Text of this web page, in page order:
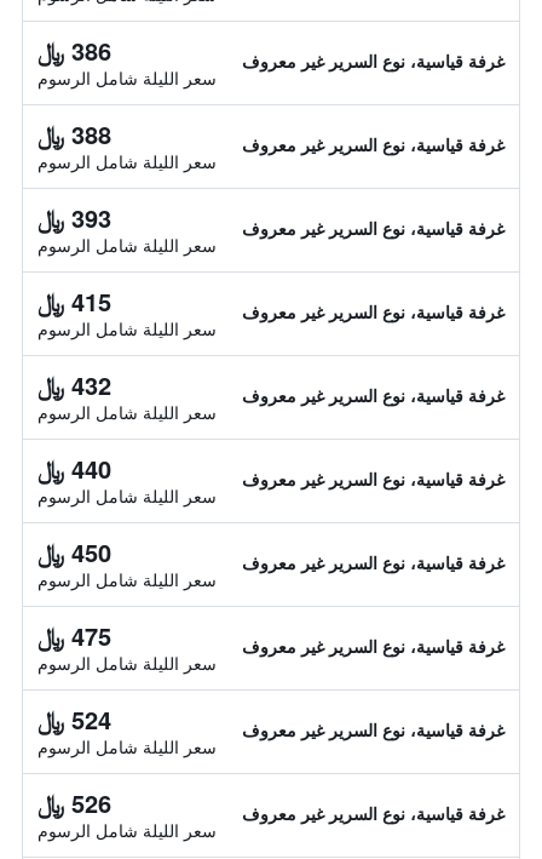
غرفة قياسية، نوع السرير غير معروف 386 ﷼
سعر الليلة شامل الرسوم
غرفة قياسية، نوع السرير غير معروف 388 ﷼
سعر الليلة شامل الرسوم
غرفة قياسية، نوع السرير غير معروف 393 ﷼
سعر الليلة شامل الرسوم
غرفة قياسية، نوع السرير غير معروف 415 ﷼
سعر الليلة شامل الرسوم
غرفة قياسية، نوع السرير غير معروف 432 ﷼
سعر الليلة شامل الرسوم
غرفة قياسية، نوع السرير غير معروف 440 ﷼
سعر الليلة شامل الرسوم
غرفة قياسية، نوع السرير غير معروف 450 ﷼
سعر الليلة شامل الرسوم
غرفة قياسية، نوع السرير غير معروف 475 ﷼
سعر الليلة شامل الرسوم
غرفة قياسية، نوع السرير غير معروف 524 ﷼
سعر الليلة شامل الرسوم
غرفة قياسية، نوع السرير غير معروف 526 ﷼
سعر الليلة شامل الرسوم